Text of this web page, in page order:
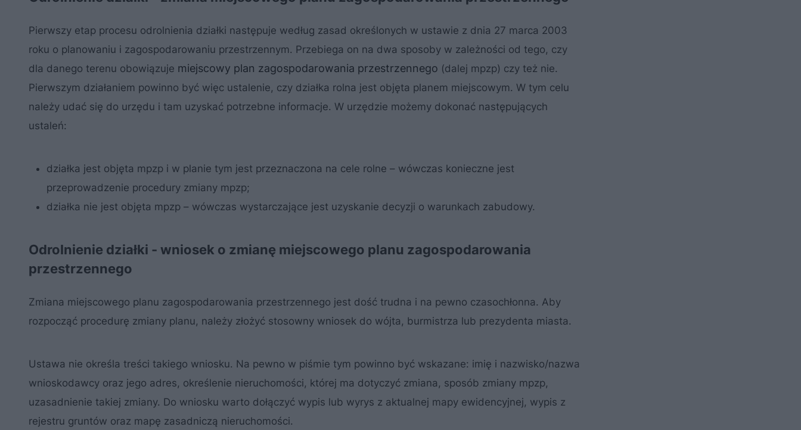
Pierwszy etap procesu odrolnienia działki następuje według zasad określonych w ustawie z dnia 27 marca 2003
roku o planowaniu i zagospodarowaniu przestrzennym. Przebiega on na dwa sposoby w zależności od tego, czy
dla danego terenu obowiązuje miejscowy plan zagospodarowania przestrzennego (dalej mpzp) czy też nie.
Pierwszym działaniem powinno być więc ustalenie, czy działka rolna jest objęta planem miejscowym. W tym celu
należy udać się do urzędu i tam uzyskać potrzebne informacje. W urzędzie możemy dokonać następujących
ustaleń:
działka jest objęta mpzp i w planie tym jest przeznaczona na cele rolne – wówczas konieczne jest
przeprowadzenie procedury zmiany mpzp;
działka nie jest objęta mpzp – wówczas wystarczające jest uzyskanie decyzji o warunkach zabudowy.
Odrolnienie działki - wniosek o zmianę miejscowego planu zagospodarowania
przestrzennego
Zmiana miejscowego planu zagospodarowania przestrzennego jest dość trudna i na pewno czasochłonna. Aby
rozpocząć procedurę zmiany planu, należy złożyć stosowny wniosek do wójta, burmistrza lub prezydenta miasta.
Ustawa nie określa treści takiego wniosku. Na pewno w piśmie tym powinno być wskazane: imię i nazwisko/nazwa
wnioskodawcy oraz jego adres, określenie nieruchomości, której ma dotyczyć zmiana, sposób zmiany mpzp,
uzasadnienie takiej zmiany. Do wniosku warto dołączyć wypis lub wyrys z aktualnej mapy ewidencyjnej, wypis z
rejestru gruntów oraz mapę zasadniczą nieruchomości.